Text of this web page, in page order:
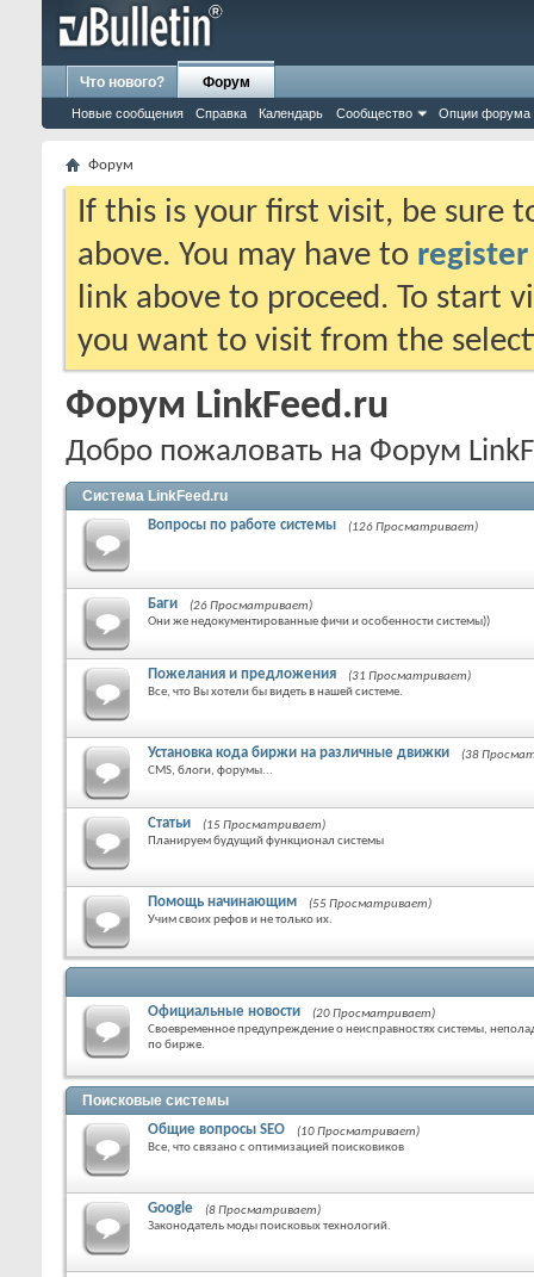
Что нового? Форум
Новые сообщения Справка Календарь Сообщество Опции форума
Форум
If this is your first visit, be sure
above. You may have to register
link above to proceed. To start
you want to visit from the
Форум LinkFeed.ru
Добро пожаловать на Форум
Система LinkFeed.ru
Вопросы по работе системы (126 Просматривает)
Баги
(26 Просматривает)
Они же недокументированные фичи и особенности системы))
Пожелания и предложения
(31 Просматривает)
Все, что Вы хотели бы видеть в нашей системе.
Установка кода биржи на различные движки
(38
CMS, блоги, форумы...
Статьи
(15 Просматривает)
Планируем будущий функционал системы
Помощь начинающим
(55 Просматривает)
Учим своих рефов и не только их.
Официальные новости
(20 Просматривает)
Своевременное предупреждение о неисправностях системы,
по бирже.
Поисковые системы
Общие вопросы SEO
(10 Просматривает)
Все, что связано с оптимизацией поисковиков
Google
(8 Просматривает)
Законодатель моды поисковых технологий.